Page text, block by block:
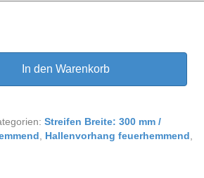
In den Warenkorb
Streifen Breite: 300 mm /
Hallenvorhang feuerhemmend